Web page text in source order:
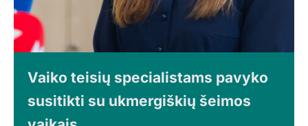
Vaiko teisių specialistams pavyko
susitikti su ukmergiškių šeimos